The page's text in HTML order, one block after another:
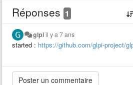
Réponses 1
glpiil y a 7 ans
started : https://github.com/glpi-project/